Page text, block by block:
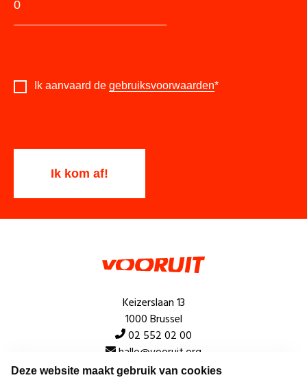
Deze website maakt gebruik van cookies
Ik aanvaard de gebruiksvoorwaarden*
Keizerslaan 13
1000 Brussel
02 552 02 00
hallo@vooruit.org